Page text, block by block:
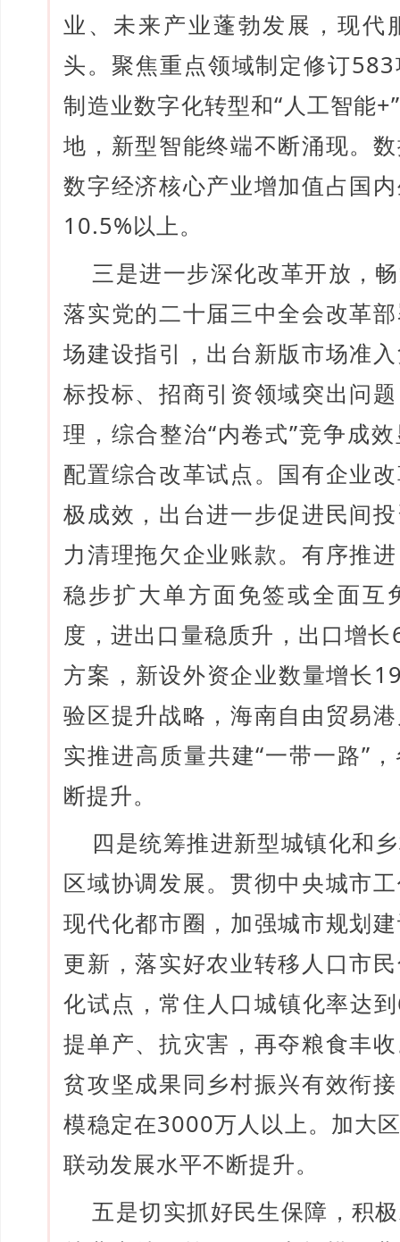
业、未来产业蓬勃发展，现代
头。聚焦重点领域制定修订
制造业数字化转型和“人工智能
地，新型智能终端不断涌现。
数字经济核心产业增加值占国
10.5%以上。
三是进一步深化改革开放，
落实党的二十届三中全会改革
场建设指引，出台新版市场准
标投标、招商引资领域突出问
理，综合整治“内卷式”竞争成
配置综合改革试点。国有企业
极成效，出台进一步促进民间
力清理拖欠企业账款。有序推
稳步扩大单方面免签或全面互
度，进出口量稳质升，出口增
方案，新设外资企业数量增长
验区提升战略，海南自由贸易
实推进高质量共建“一带一路”
断提升。
四是统筹推进新型城镇化和
区域协调发展。贯彻中央城市
现代化都市圈，加强城市规划
更新，落实好农业转移人口市
化试点，常住人口城镇化率达
提单产、抗灾害，再夺粮食丰
贫攻坚成果同乡村振兴有效衔
模稳定在3000万人以上。加大
联动发展水平不断提升。
五是切实抓好民生保障，积